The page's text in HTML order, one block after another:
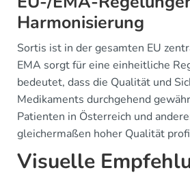
Harmonisierung
Sortis ist in der gesamten EU
EMA sorgt für eine einheitliche
bedeutet, dass die Qualität und
Medikaments durchgehend
Patienten in Österreich und
gleichermaßen hoher Qualität
Visuelle